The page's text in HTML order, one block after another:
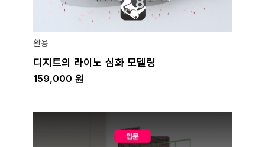
활용
디지트의 라이노 심화 모델링
159,000 원